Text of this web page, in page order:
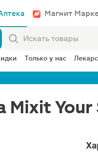
Магнит
Только у нас
Mixit